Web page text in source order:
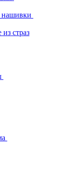
нашивки
страз